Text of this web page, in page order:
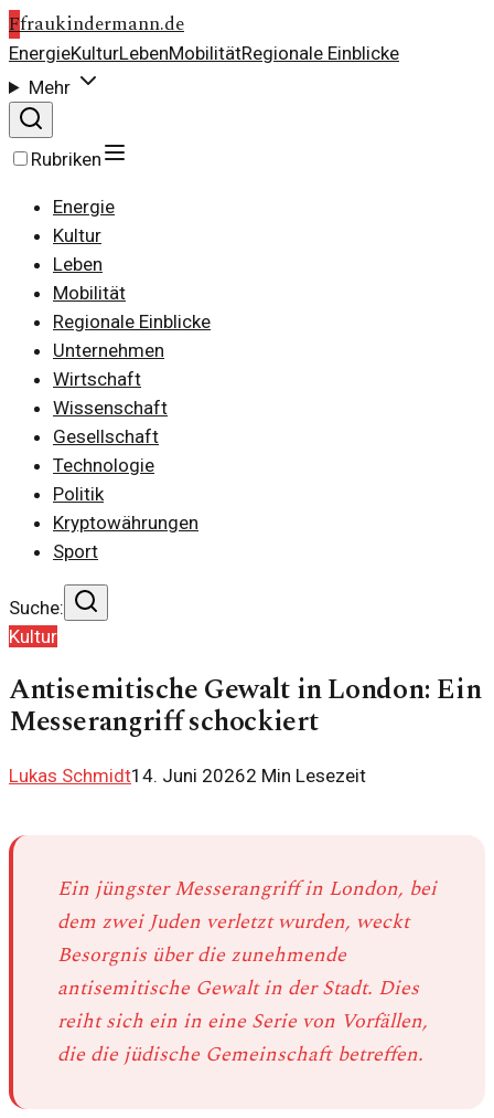
Ffraukindermann.de
EnergieKulturLebenMobilitätRegionale Einblicke
Mehr
Rubriken
Energie
Kultur
Leben
Mobilität
Regionale Einblicke
Unternehmen
Wirtschaft
Wissenschaft
Gesellschaft
Technologie
Politik
Kryptowährungen
Sport
Suche:
Kultur
Antisemitische Gewalt in London: Ein
Messerangriff schockiert
Lukas Schmidt14. Juni 20262 Min Lesezeit
Ein jüngster Messerangriff in London, bei
dem zwei Juden verletzt wurden, weckt
Besorgnis über die zunehmende
antisemitische Gewalt in der Stadt. Dies
reiht sich ein in eine Serie von Vorfällen,
die die jüdische Gemeinschaft betreffen.